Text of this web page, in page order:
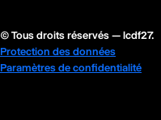
© Tous droits réservés — lcdf27.
Protection des données
Paramètres de confidentialité